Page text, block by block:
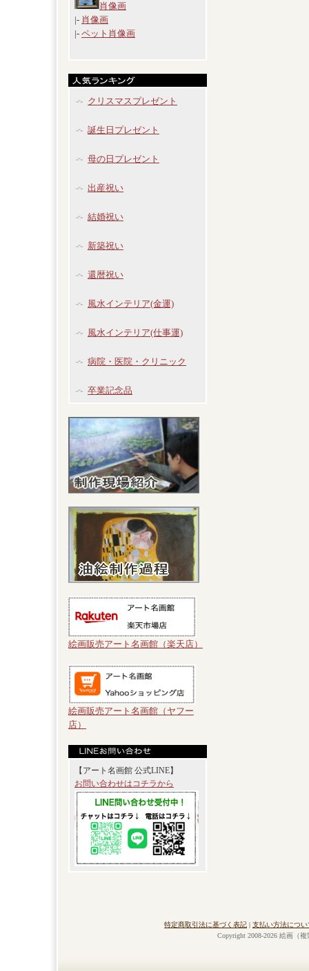
肖像画
|- 肖像画
|- ペット肖像画
クリスマスプレゼント
誕生日プレゼント
母の日プレゼント
出産祝い
結婚祝い
新築祝い
還暦祝い
風水インテリア(金運)
風水インテリア(仕事運)
病院・医院・クリニック
卒業記念品
絵画販売アート名画館（楽天店）
絵画販売アート名画館（ヤフー
店）
【アート名画館 公式LINE】
お問い合わせはコチラから
特定商取引法に基づく表記 | 支払い方法につい
Copyright 2008-2026 絵画（